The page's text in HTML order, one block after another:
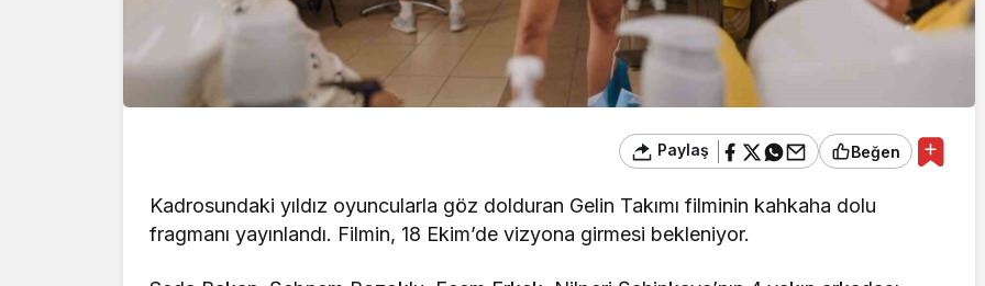
Paylaş Beğen
Kadrosundaki yıldız oyuncularla göz dolduran Gelin Takımı filminin kahkaha dolu
fragmanı yayınlandı. Filmin, 18 Ekim’de vizyona girmesi bekleniyor.